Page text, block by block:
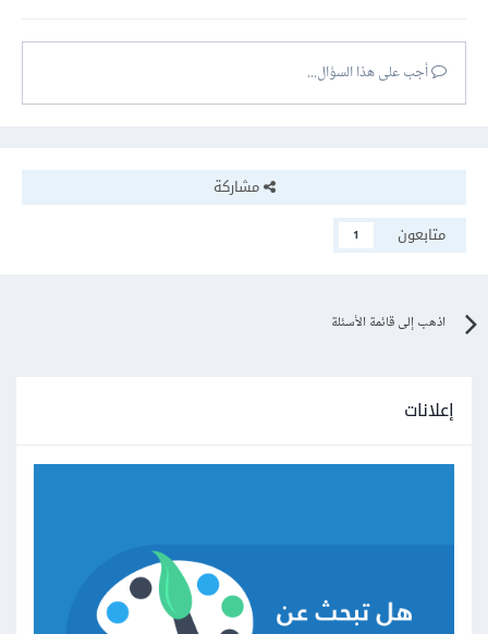
أجب على هذا السؤال...
مشاركة
متابعون
1
اذهب إلى قائمة الأسئلة
إعلانات